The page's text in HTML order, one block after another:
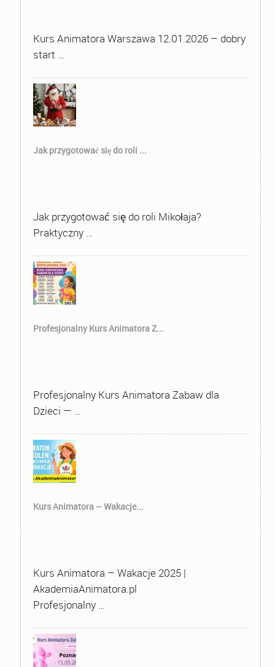
Kurs Animatora Warszawa 12.01.2026 – dobry
start …
Jak przygotować się do roli ...
Jak przygotować się do roli Mikołaja?
Praktyczny …
Profesjonalny Kurs Animatora Z...
Profesjonalny Kurs Animatora Zabaw dla
Dzieci — …
Kurs Animatora – Wakacje...
Kurs Animatora – Wakacje 2025 |
AkademiaAnimatora.pl
Profesjonalny …